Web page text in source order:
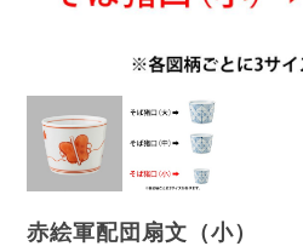
赤絵軍配団扇文（小）